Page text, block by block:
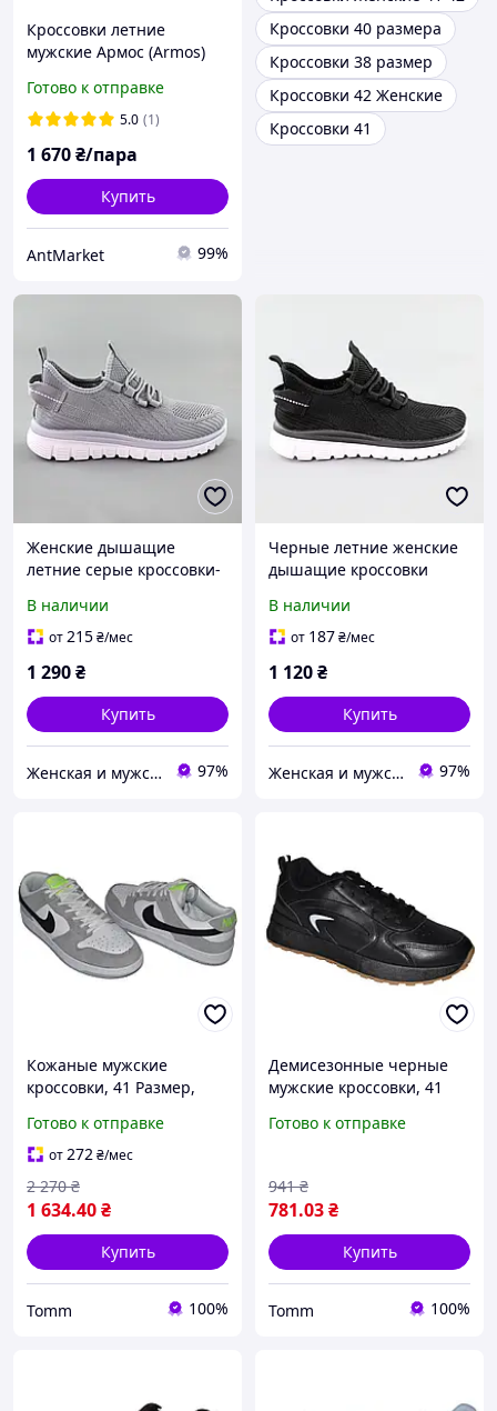
Кроссовки летние
мужские Армос (Armos)
перфорацией, размер 40
41 42 43 44 45
Готово к отправке
5.0 (1)
1 670₴/пара
Купить
AntMarket 99%
Кроссовки 40 размера
Кроссовки 38 размер
Кроссовки 42 Женские
Кроссовки 41
Женские дышащие
летние серые кроссовки-
41размер,женская
комфортная легкая обувь
В наличии
от215₴/мес
1 290₴
Купить
Женская и мужская обувь 97%
Черные летние женские
дышащие кроссовки
воздухопроницаемый
текстиль сеточка,обувь
В наличии
от 187₴/мес
1 120₴
Купить
Женская и мужская обувь 97%
Кожаные мужские
кроссовки, 41 Размер,
107-092-410
Готово к отправке
от272₴/мес
1 634.40₴
2 270 ₴
Купить
Tomm 100%
Демисезонные черные
мужские кроссовки, 41
Готово к отправке
781.03₴
941 ₴
Купить
Tomm 100%